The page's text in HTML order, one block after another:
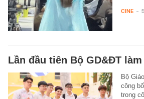
CINE -
Lần đầu tiên Bộ GD&ĐT
Bộ
công
trong